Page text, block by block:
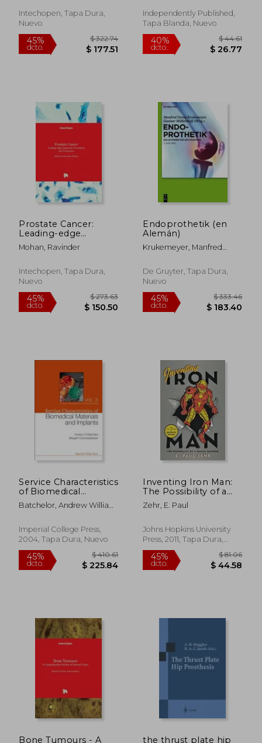
45%
Intechopen, Tapa Dura,
Nuevo
$ 177.51
Inglés)
Independently Published,
Tapa Blanda, Nuevo
40%
dcto.
Prostate Cancer:
Leading-edge
Diagnostic
Procedures and
Inglés)
Mohan, Ravinder
Intechopen, Tapa Dura,
Nuevo
45% $ 273.63
Endoprothetik (en
Alemán)
Krukemeyer, Manfred
De Gruyter, Tapa Dura,
Nuevo
45%
Service Characteristics
of Biomedical
Materials and
Implants (en Inglés)
Batchelor, Andrew William
; Batchelor, J. R.
Imperial College Press,
2004, Tapa Dura, Nuevo
Inventing Iron Man:
The Possibility of a
Human Machine (en
Inglés)
Zehr, E. Paul
Johns Hopkins University
Press, 2011, Tapa Dura,
Nuevo
Bone Tumours - A the thrust plate hip